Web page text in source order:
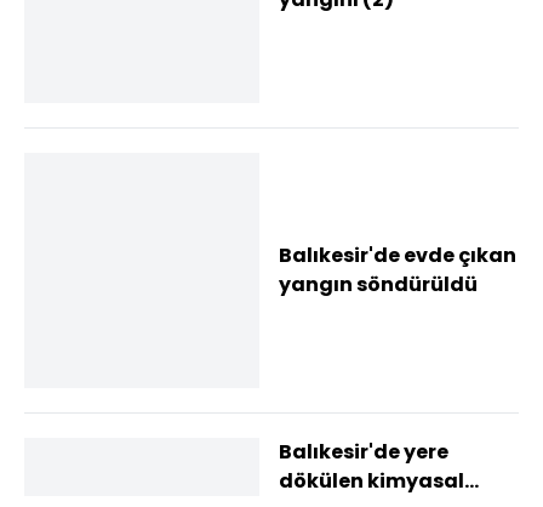
Balıkesir'de evde çıkan
yangın söndürüldü
Balıkesir'de yere
dökülen kimyasal